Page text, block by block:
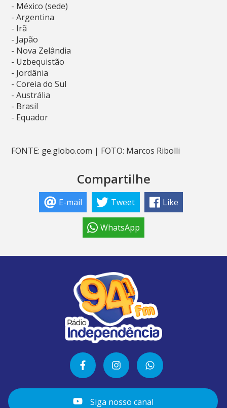
- México (sede)
- Argentina
- Irã
- Japão
- Nova Zelândia
- Uzbequistão
- Jordânia
- Coreia do Sul
- Austrália
- Brasil
- Equador
FONTE: ge.globo.com | FOTO: Marcos Ribolli
Compartilhe
E-mail Tweet Like
WhatsApp
Siga nosso canal